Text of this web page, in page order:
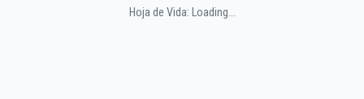
Hoja de Vida: Loading...